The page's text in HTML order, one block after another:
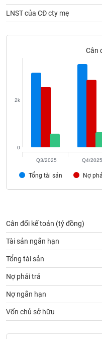
LNST của CĐ cty mẹ
Cân
Tổng tài sản Nợ
0
2k
Q3/2025 Q4/2025
Cân đối kế toán (tỷ đồng)
Tài sản ngắn hạn
Tổng tài sản
Nợ phải trả
Nợ ngắn hạn
Vốn chủ sở hữu
ngữ
(-)
Đào
Sách
chính
Công
đầu
tư
Truyền
thông
chính